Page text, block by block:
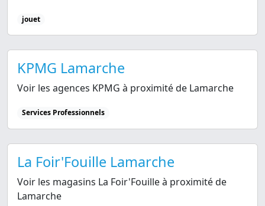
jouet
KPMG Lamarche
Voir les agences KPMG à proximité de Lamarche
Services Professionnels
La Foir'Fouille Lamarche
Voir les magasins La Foir'Fouille à proximité de
Lamarche